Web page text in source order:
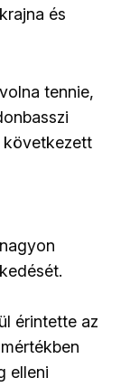
és
tennie,
következett
érintette az
elleni